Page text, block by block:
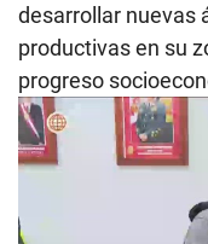
desarrollar nuevas
productivas en su
progreso